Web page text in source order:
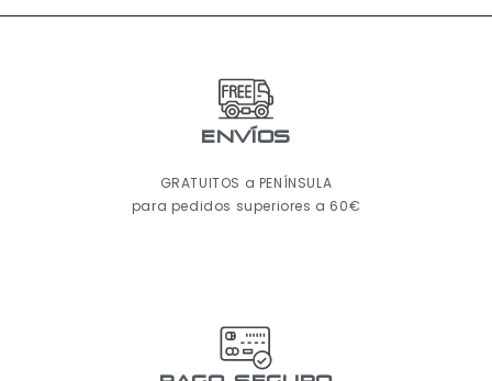
ENVÍOS
GRATUITOS a PENÍNSULA
para pedidos superiores a 60€